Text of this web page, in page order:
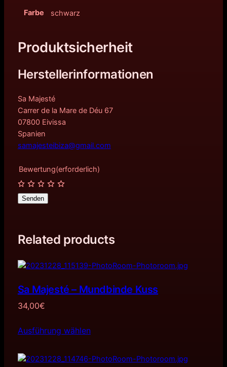
Farbe schwarz
Produktsicherheit
Herstellerinformationen
Sa Majesté
Carrer de la Mare de Déu 67
07800 Eivissa
Spanien
samajesteibiza@gmail.com
Bewertung(erforderlich)
Senden
Related products
Sa Majesté – Mundbinde Kuss
34,00€
Ausführung wählen